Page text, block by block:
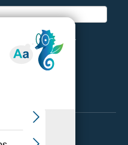
de la part de la
la Basse Zorn
Envoyer